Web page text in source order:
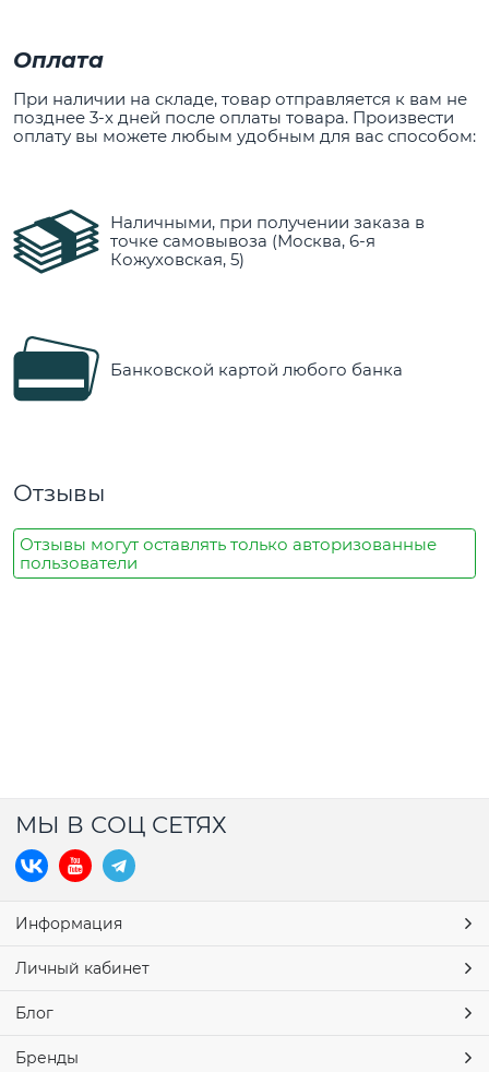
Оплата
При наличии на складе, товар отправляется к вам не
позднее 3-х дней после оплаты товара. Произвести
оплату вы можете любым удобным для вас способом:
Наличными, при получении заказа в
точке самовывоза (Москва, 6-я
Кожуховская, 5)
Банковской картой любого банка
Отзывы
Отзывы могут оставлять только авторизованные
пользователи
МЫ В СОЦ СЕТЯХ
Информация
Личный кабинет
Блог
Бренды